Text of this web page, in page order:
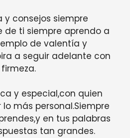
y consejos siempre
de ti siempre aprendo a
de valentía y
a seguir adelante con
firmeza.
y especial,con quien
más personal.Siempre
en tus palabras
tan grandes.